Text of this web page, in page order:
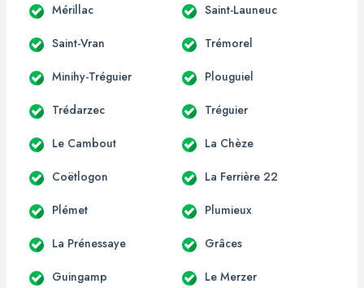
Mérillac Saint-Launeuc
Saint-Vran Trémorel
Minihy-Tréguier Plouguiel
Trédarzec Tréguier
Le Cambout La Chèze
Coëtlogon La Ferrière 22
Plémet Plumieux
La Prénessaye Grâces
Guingamp Le Merzer